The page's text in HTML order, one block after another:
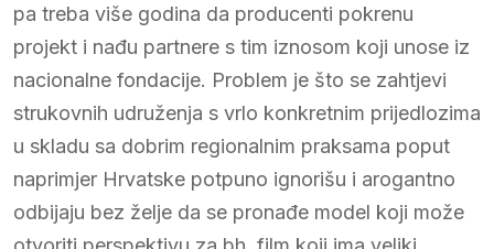
pa treba više godina da producenti pokrenu
projekt i nađu partnere s tim iznosom koji unose iz
nacionalne fondacije. Problem je što se zahtjevi
strukovnih udruženja s vrlo konkretnim prijedlozima
u skladu sa dobrim regionalnim praksama poput
naprimjer Hrvatske potpuno ignorišu i arogantno
odbijaju bez želje da se pronađe model koji može